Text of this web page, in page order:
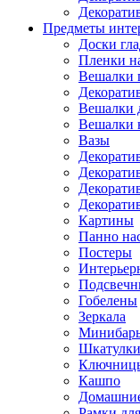
Предметы
Доски
Пленки
Вешалки
Вешалки
Вешалки
Вазы
Картины
Панно
Постеры
Гобелены
Зеркала
Шкатулки
Кашпо